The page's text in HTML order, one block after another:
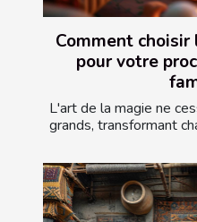
Comment
pour votre
L'art de la magie ne
grands, transformant